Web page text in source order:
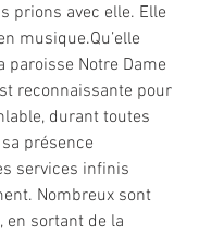
prions avec elle. Elle
musique.Qu’elle
paroisse Notre Dame
reconnaissante pour
durant toutes
présence
services infinis
Nombreux sont
en sortant de la